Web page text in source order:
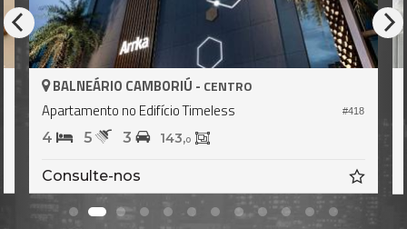
CAMBORIÚ -CENTRO
no Edifício Timeless
3 143, 0
nos